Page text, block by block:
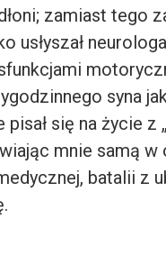
zamiast tego
usłyszał
syna
się na życie z
mnie samą
batalii z